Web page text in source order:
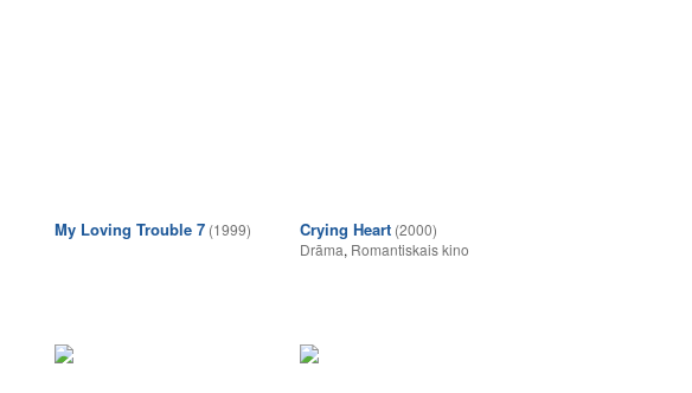
My Loving Trouble 7 (1999) Crying Heart (2000)
Drāma, Romantiskais kino